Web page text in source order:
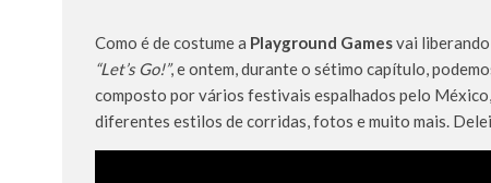
Como é de costume a Playground Gamesvai
“Let’s Go!”, e ontem, durante o sétimo capítulo,
composto por vários festivais espalhados pelo
diferentes estilos de corridas, fotos e muito mais.